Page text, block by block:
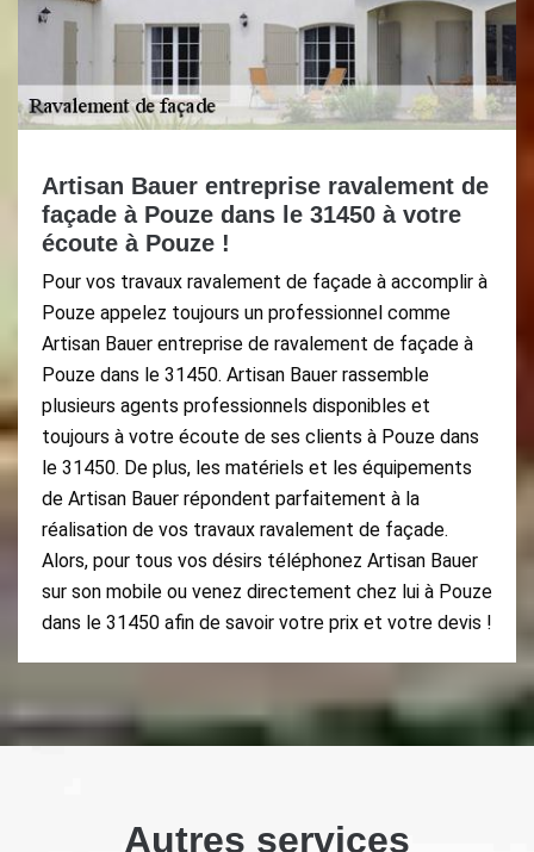
Artisan Bauer entreprise ravalement de
façade à Pouze dans le 31450 à votre
écoute à Pouze !
Pour vos travaux ravalement de façade à accomplir à
Pouze appelez toujours un professionnel comme
Artisan Bauer entreprise de ravalement de façade à
Pouze dans le 31450. Artisan Bauer rassemble
plusieurs agents professionnels disponibles et
toujours à votre écoute de ses clients à Pouze dans
le 31450. De plus, les matériels et les équipements
de Artisan Bauer répondent parfaitement à la
réalisation de vos travaux ravalement de façade.
Alors, pour tous vos désirs téléphonez Artisan Bauer
sur son mobile ou venez directement chez lui à Pouze
dans le 31450 afin de savoir votre prix et votre devis !
Autres services